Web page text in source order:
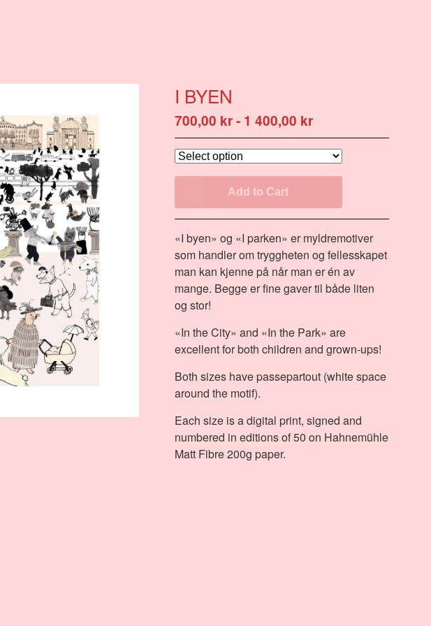
I BYEN
700,00 kr- 1 400,00 kr
Add to Cart
«I byen» og «I parken» er myldremotiver
som handler om tryggheten og fellesskapet
man kan kjenne på når man er én av
mange. Begge er fine gaver til både liten
og stor!
«In the City» and «In the Park» are
excellent for both children and grown-ups!
Both sizes have passepartout (white space
around the motif).
Each size is a digital print, signed and
numbered in editions of 50 on Hahnemühle
Matt Fibre 200g paper.